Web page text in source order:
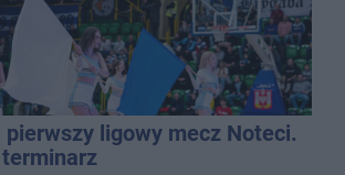
pierwszy ligowy mecz Noteci.
terminarz